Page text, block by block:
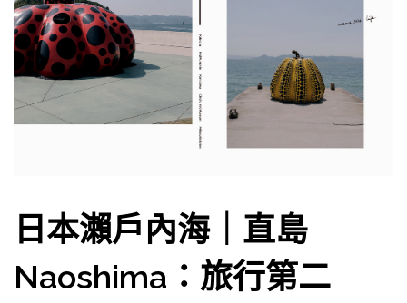
日本瀨戶內海｜直島
Naoshima：旅行第二